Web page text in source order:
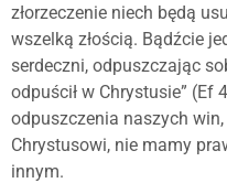
złorzeczenie niech będą
wszelką złością. Bądźcie
serdeczni, odpuszczając
odpuścił w Chrystusie” (Ef
odpuszczenia naszych
Chrystusowi, nie mamy
innym.